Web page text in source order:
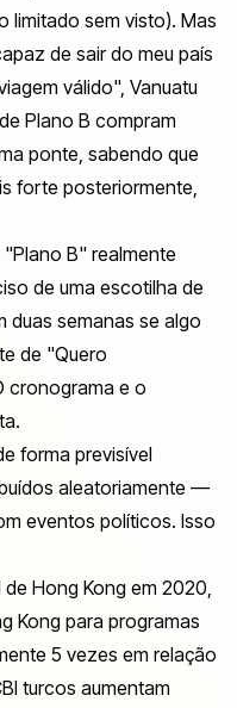
limitado sem visto). Mas
de sair do meu país
válido", Vanuatu
Plano B compram
ponte, sabendo que
forte posteriormente,
B" realmente
de uma escotilha de
duas semanas se algo
de "Quero
cronograma e o
forma previsível
aleatoriamente —
eventos políticos. Isso
Hong Kong em 2020,
Kong para programas
5 vezes em relação
turcos aumentam